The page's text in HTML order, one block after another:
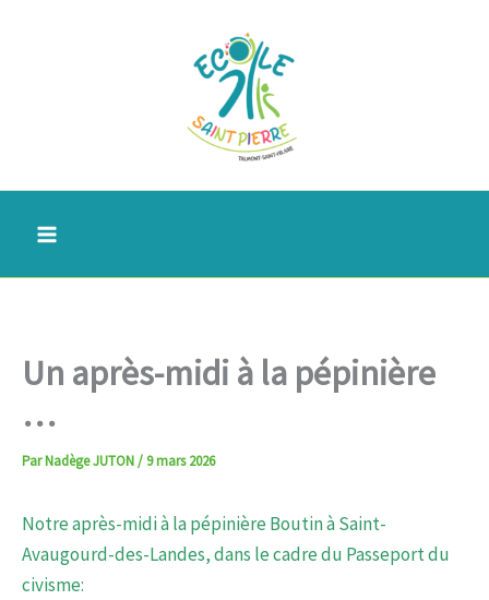
Un après-midi à la pépinière
…
ParNadège JUTON/ 9 mars 2026
Notre après-midi à la pépinière Boutin à Saint-
Avaugourd-des-Landes, dans le cadre du Passeport du
civisme: